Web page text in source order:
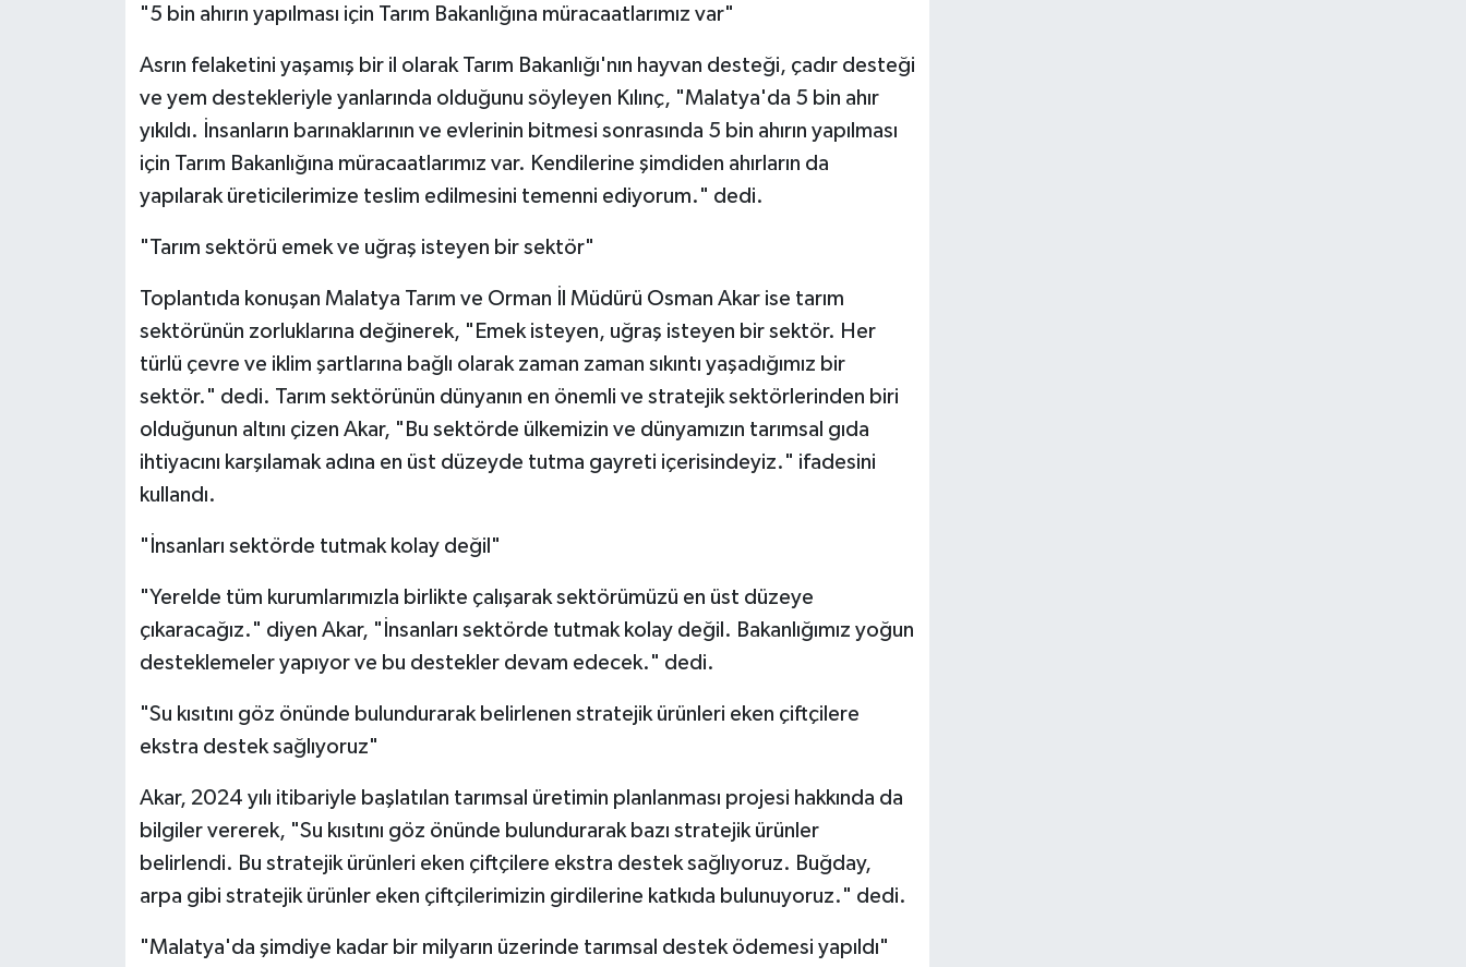
"5 bin ahırın yapılması için Tarım Bakanlığına müracaatlarımız var"
Asrın felaketini yaşamış bir il olarak Tarım Bakanlığı'nın hayvan desteği, çadır desteği
ve yem destekleriyle yanlarında olduğunu söyleyen Kılınç, "Malatya'da 5 bin ahır
yıkıldı. İnsanların barınaklarının ve evlerinin bitmesi sonrasında 5 bin ahırın yapılması
için Tarım Bakanlığına müracaatlarımız var. Kendilerine şimdiden ahırların da
yapılarak üreticilerimize teslim edilmesini temenni ediyorum." dedi.
"Tarım sektörü emek ve uğraş isteyen bir sektör"
Toplantıda konuşan Malatya Tarım ve Orman İl Müdürü Osman Akar ise tarım
sektörünün zorluklarına değinerek, "Emek isteyen, uğraş isteyen bir sektör. Her
türlü çevre ve iklim şartlarına bağlı olarak zaman zaman sıkıntı yaşadığımız bir
sektör." dedi. Tarım sektörünün dünyanın en önemli ve stratejik sektörlerinden biri
olduğunun altını çizen Akar, "Bu sektörde ülkemizin ve dünyamızın tarımsal gıda
ihtiyacını karşılamak adına en üst düzeyde tutma gayreti içerisindeyiz." ifadesini
kullandı.
"İnsanları sektörde tutmak kolay değil"
"Yerelde tüm kurumlarımızla birlikte çalışarak sektörümüzü en üst düzeye
çıkaracağız." diyen Akar, "İnsanları sektörde tutmak kolay değil. Bakanlığımız yoğun
desteklemeler yapıyor ve bu destekler devam edecek." dedi.
"Su kısıtını göz önünde bulundurarak belirlenen stratejik ürünleri eken çiftçilere
ekstra destek sağlıyoruz"
Akar, 2024 yılı itibariyle başlatılan tarımsal üretimin planlanması projesi hakkında da
bilgiler vererek, "Su kısıtını göz önünde bulundurarak bazı stratejik ürünler
belirlendi. Bu stratejik ürünleri eken çiftçilere ekstra destek sağlıyoruz. Buğday,
arpa gibi stratejik ürünler eken çiftçilerimizin girdilerine katkıda bulunuyoruz." dedi.
"Malatya'da şimdiye kadar bir milyarın üzerinde tarımsal destek ödemesi yapıldı"